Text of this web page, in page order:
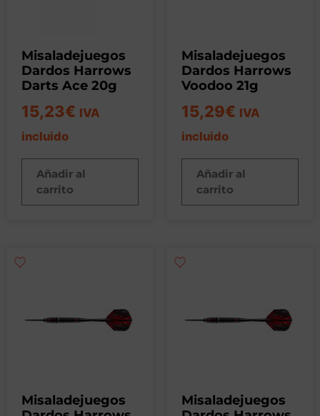
Misaladejuegos
Dardos Harrows
Darts Ace 20g
15,23€ IVA
incluido
Añadir al
carrito
Misaladejuegos
Dardos Harrows
Voodoo 21g
15,29€ IVA
incluido
Añadir al
carrito
Misaladejuegos
Misaladejuegos